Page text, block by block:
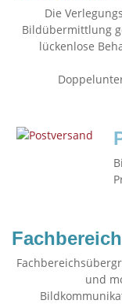
Die
Bildübermittlung
lückenlose
und